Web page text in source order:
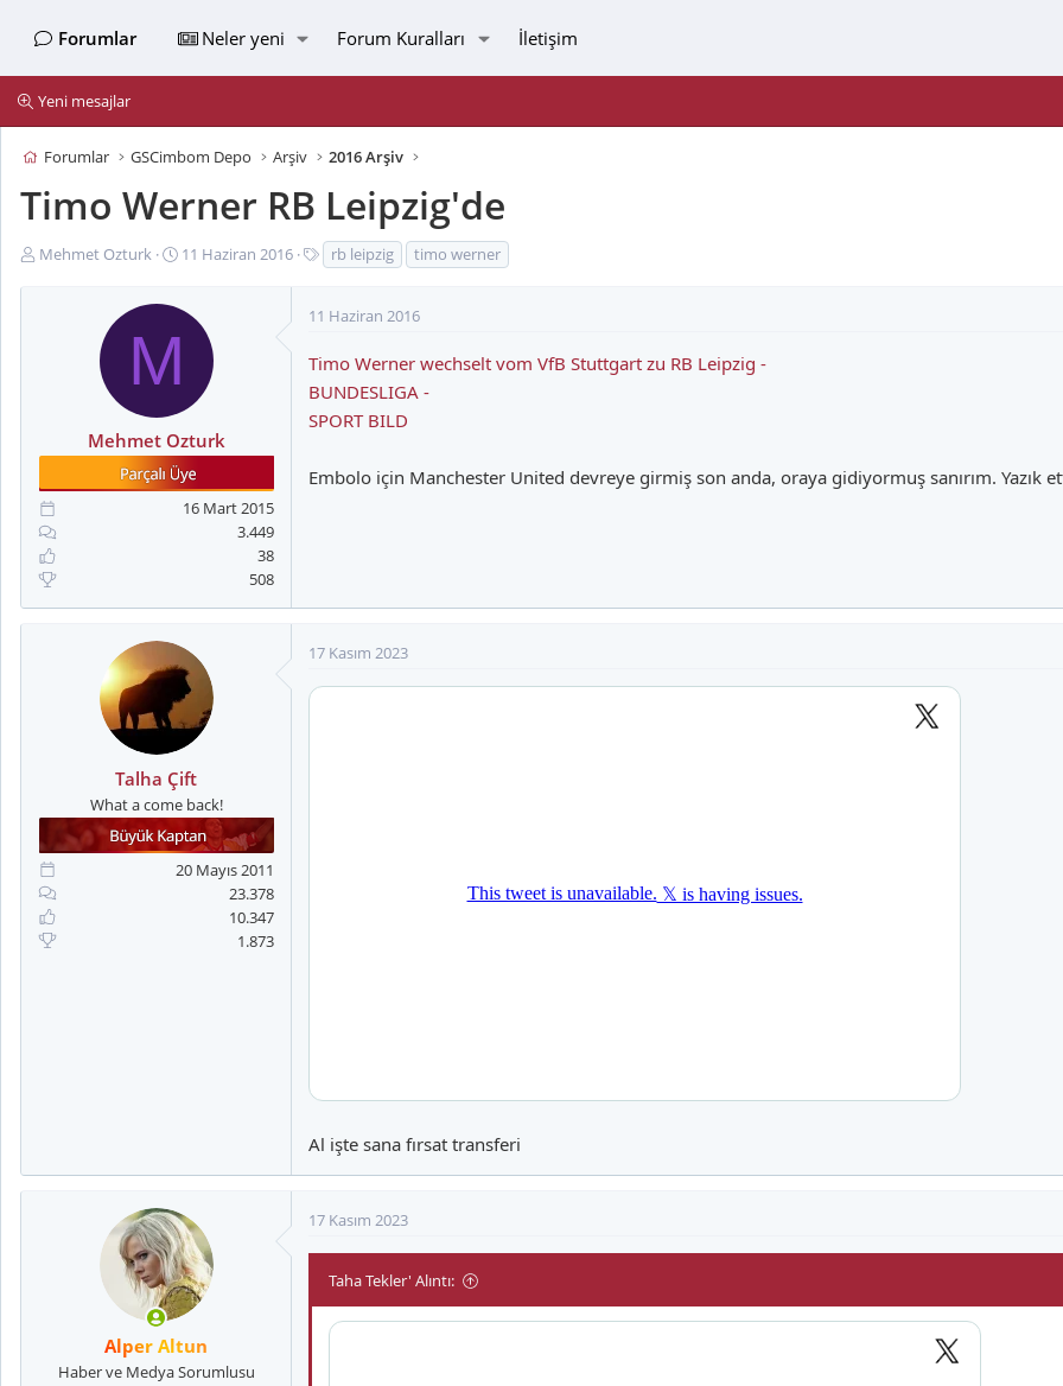
Forumlar Neler yeni Forum Kuralları İletişim
Yeni mesajlar
Forumlar GSCimbom Depo Arşiv 2016 Arşiv
Timo Werner RB Leipzig'de
K
a
t
a
n
Mehmet Ozturk
B
ı
ç
t
a
r
11 Haziran 2016
t
k
t
l
e
rb leipzig timo werner
M
Mehmet Ozturk
16 Mart 2015
3.449
38
508
11 Haziran 2016
Timo Werner wechselt vom VfB Stuttgart zu RB Leipzig -
BUNDESLIGA -
SPORT BILD
Embolo için Manchester United devreye girmiş son anda, oraya gidiyormuş sanırım. Yazık
Talha Çift
What a come back!
20 Mayıs 2011
23.378
10.347
1.873
17 Kasım 2023
Al işte sana fırsat transferi
Alper Altun
Haber ve Medya Sorumlusu
17 Kasım 2023
Taha Tekler' Alıntı: